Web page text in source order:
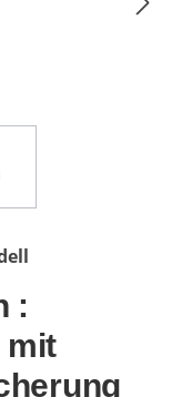
:
mit